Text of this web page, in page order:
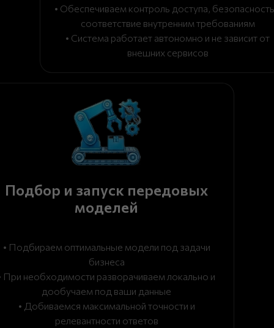
• Обеспечиваем контроль доступа,
соответствие внутренним требованиям
• Система работает автономно и не зависит от
внешних сервисов
Подбор и запуск передовых
моделей
• Подбираем оптимальные модели под задачи
бизнеса
При необходимости разворачиваем локально и
дообучаем под ваши данные
• Добиваемся максимальной точности и
релевантности ответов